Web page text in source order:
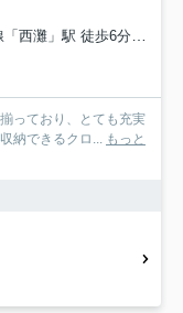
「西灘」駅 徒歩6分
っており、とても充実
納できるクロ...
もっと